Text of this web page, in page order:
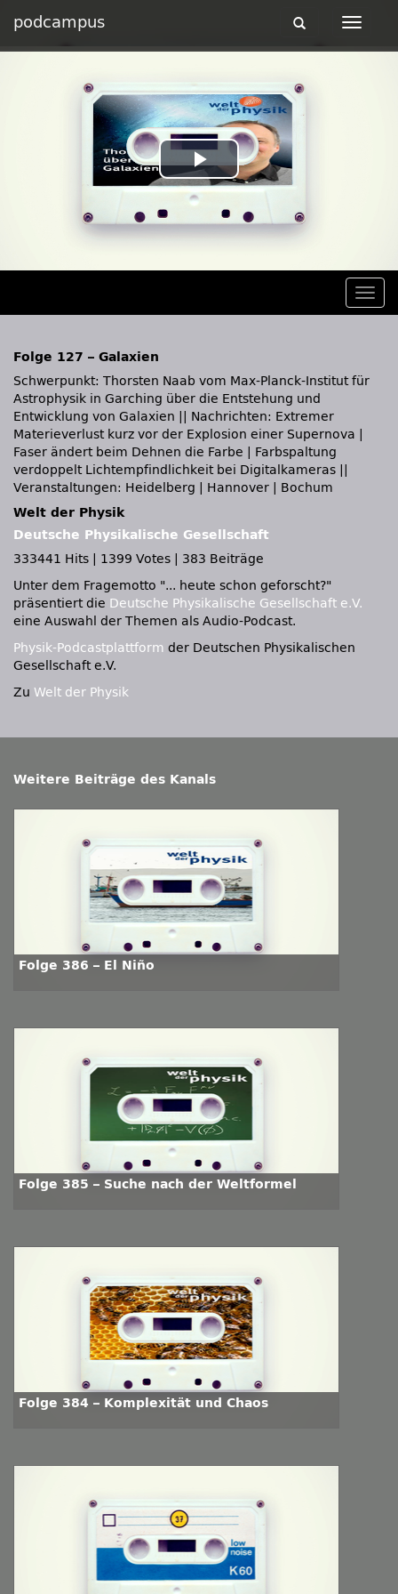
podcampus
Toggle
Toggle
Play
Video
Folge 127 – Galaxien
Schwerpunkt: Thorsten Naab vom Max-Planck-Institut für
Astrophysik in Garching über die Entstehung und
Entwicklung von Galaxien || Nachrichten: Extremer
Materieverlust kurz vor der Explosion einer Supernova |
Faser ändert beim Dehnen die Farbe | Farbspaltung
verdoppelt Lichtempfindlichkeit bei Digitalkameras ||
Veranstaltungen: Heidelberg | Hannover | Bochum
Welt der Physik
Deutsche Physikalische Gesellschaft
333441 Hits
1399 Votes
383 Beiträge
Unter dem Fragemotto
... heute schon geforscht?
präsentiert die Deutsche Physikalische Gesellschaft e.V.
eine Auswahl der Themen als Audio-Podcast.
Physik-Podcastplattform der Deutschen Physikalischen
Gesellschaft e.V.
Zu Welt der Physik
Weitere Beiträge des Kanals
Folge 386 – El Niño
Folge 385 – Suche nach der Weltformel
Folge 384 – Komplexität und Chaos